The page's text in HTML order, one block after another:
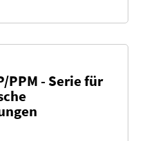
PPM - Serie für